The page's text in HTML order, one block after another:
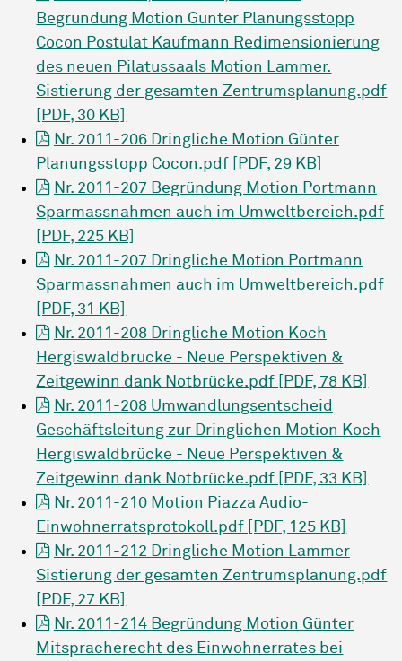
Begründung Motion Günter Planungsstopp
Cocon Postulat Kaufmann Redimensionierung
des neuen Pilatussaals Motion Lammer.
Sistierung der gesamten Zentrumsplanung.pdf
[PDF, 30 KB]
Nr. 2011-206 Dringliche Motion Günter
Planungsstopp Cocon.pdf [PDF, 29 KB]
Nr. 2011-207 Begründung Motion Portmann
Sparmassnahmen auch im Umweltbereich.pdf
[PDF, 225 KB]
Nr. 2011-207 Dringliche Motion Portmann
Sparmassnahmen auch im Umweltbereich.pdf
[PDF, 31 KB]
Nr. 2011-208 Dringliche Motion Koch
Hergiswaldbrücke - Neue Perspektiven &
Zeitgewinn dank Notbrücke.pdf [PDF, 78 KB]
Nr. 2011-208 Umwandlungsentscheid
Geschäftsleitung zur Dringlichen Motion Koch
Hergiswaldbrücke - Neue Perspektiven &
Zeitgewinn dank Notbrücke.pdf [PDF, 33 KB]
Nr. 2011-210 Motion Piazza Audio-
Einwohnerratsprotokoll.pdf [PDF, 125 KB]
Nr. 2011-212 Dringliche Motion Lammer
Sistierung der gesamten Zentrumsplanung.pdf
[PDF, 27 KB]
Nr. 2011-214 Begründung Motion Günter
Mitspracherecht des Einwohnerrates bei